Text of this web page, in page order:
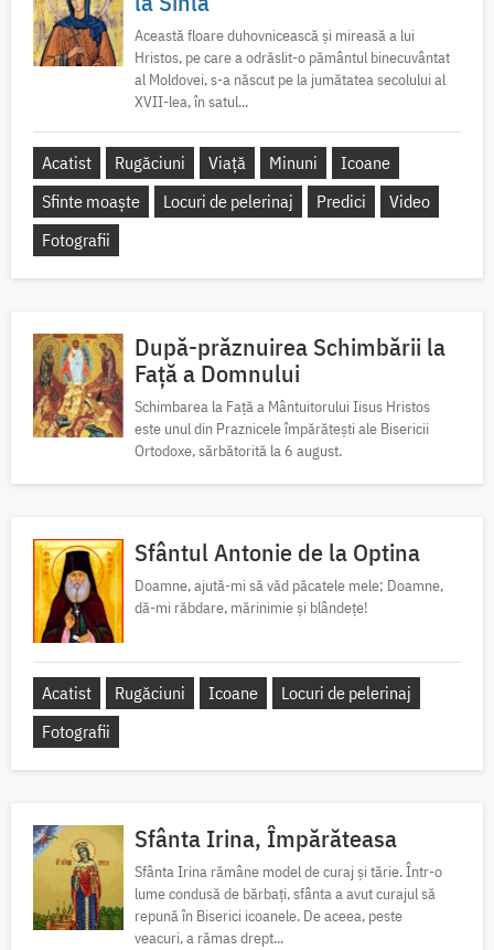
Această floare duhovnicească și mireasă a lui
Hristos, pe care a odrăslit-o pământul binecuvântat
al Moldovei, s-a născut pe la jumătatea secolului al
XVII-lea, în satul...
Acatist Rugăciuni Viață Minuni
Icoane
Sfinte moaște
Locuri de pelerinaj Predici
Video
Fotografii
După-prăznuirea Schimbării la
Față a Domnului
Schimbarea la Față a Mântuitorului Iisus Hristos
este unul din Praznicele împărătești ale Bisericii
Ortodoxe, sărbătorită la 6 august.
Sfântul Antonie de la Optina
Doamne, ajută-mi să văd păcatele mele; Doamne,
dă-mi răbdare, mărinimie şi blândeţe!
Acatist Rugăciuni Icoane
Locuri de pelerinaj
Fotografii
Sfânta Irina, Împărăteasa
Sfânta Irina rămâne model de curaj și tărie. Într-o
lume condusă de bărbați, sfânta a avut curajul să
repună în Biserici icoanele. De aceea, peste
veacuri, a rămas drept...